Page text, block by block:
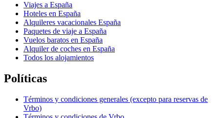
Viajes a España
Hoteles en España
Alquileres vacacionales España
Paquetes de viaje a España
Vuelos baratos en España
Alquiler de coches en España
Todos los alojamientos
Políticas
Términos y condiciones generales (excepto para reservas de
Vrbo)